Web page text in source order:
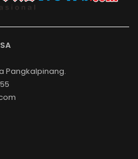
Pangkalpinang.